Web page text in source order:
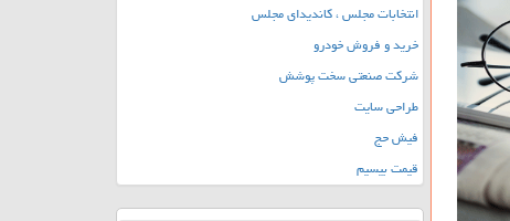
انتخابات مجلس ، کاندیدای مجلس
خرید و فروش خودرو
شرکت صنعتی سخت پوشش
طراحی سایت
فیش حج
قیمت بیسیم